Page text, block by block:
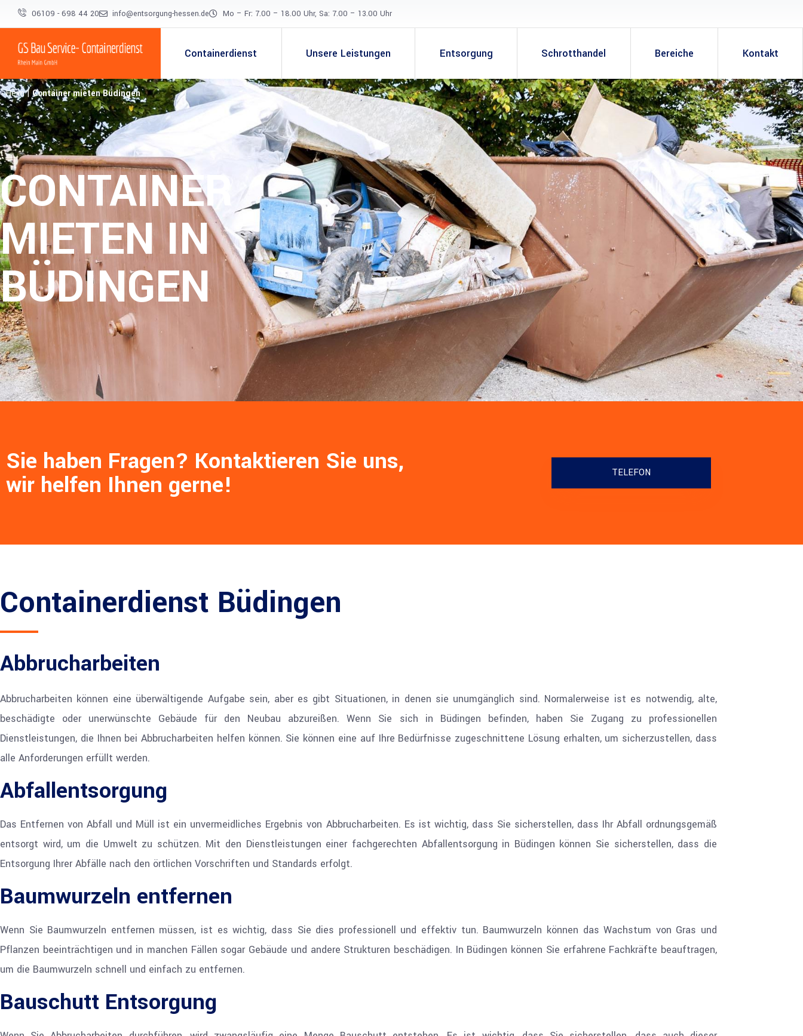
06109 - 698 44 20 info@entsorgung-hessen.de Mo – Fr: 7.00 – 18.00 Uhr, Sa: 7.00 – 13.00 Uhr
Containerdienst Unsere Leistungen Entsorgung Schrotthandel Bereiche Kontakt
Heim|Container mieten Büdingen
CONTAINER
MIETEN IN
BÜDINGEN
Sie haben Fragen? Kontaktieren Sie uns,
wir helfen Ihnen gerne! TELEFON
Containerdienst Büdingen
Abbrucharbeiten
Abbrucharbeiten können eine überwältigende Aufgabe sein, aber es gibt Situationen, in denen sie unumgänglich sind. Normalerweise ist es notwendig, alte,
beschädigte oder unerwünschte Gebäude für den Neubau abzureißen. Wenn Sie sich in Büdingen befinden, haben Sie Zugang zu professionellen
Dienstleistungen, die Ihnen bei Abbrucharbeiten helfen können. Sie können eine auf Ihre Bedürfnisse zugeschnittene Lösung erhalten, um sicherzustellen, dass
alle Anforderungen erfüllt werden.
Abfallentsorgung
Das Entfernen von Abfall und Müll ist ein unvermeidliches Ergebnis von Abbrucharbeiten. Es ist wichtig, dass Sie sicherstellen, dass Ihr Abfall ordnungsgemäß
entsorgt wird, um die Umwelt zu schützen. Mit den Dienstleistungen einer fachgerechten Abfallentsorgung in Büdingen können Sie sicherstellen, dass die
Entsorgung Ihrer Abfälle nach den örtlichen Vorschriften und Standards erfolgt.
Baumwurzeln entfernen
Wenn Sie Baumwurzeln entfernen müssen, ist es wichtig, dass Sie dies professionell und effektiv tun. Baumwurzeln können das Wachstum von Gras und
Pflanzen beeinträchtigen und in manchen Fällen sogar Gebäude und andere Strukturen beschädigen. In Büdingen können Sie erfahrene Fachkräfte beauftragen,
um die Baumwurzeln schnell und einfach zu entfernen.
Bauschutt Entsorgung